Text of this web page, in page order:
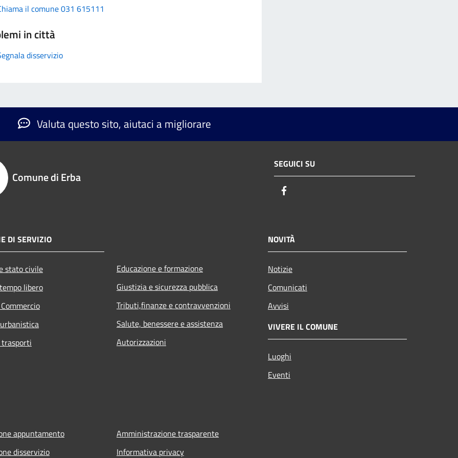
il comune 031 615111
in città
disservizio
Valuta questo sito, aiutaci a migliorare
Comune di Erba
SEGUICI SU
DI SERVIZIO
stato civile
libero
Educazione e formazione
Giustizia e sicurezza pubblica
Tributi,finanze e contravvenzioni
Salute, benessere e assistenza
Autorizzazioni
NOVITÀ
Notizie
Comunicati
Avvisi
VIVERE IL COMUNE
Luoghi
Eventi
appuntamento
disservizio
Amministrazione trasparente
Informativa privacy